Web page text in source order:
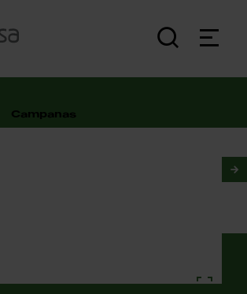
Campanas